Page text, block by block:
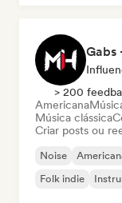
Gabs
> 200
Americana
Música clássica
Criar posts ou
Noise
Folk indie